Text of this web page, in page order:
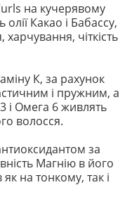
на кучерявому
Какао і Бабассу,
чіткість
К, за рахунок
і пружним, а
і Омега 6 живлять
волосся.
за
Магнію в його
як на тонкому, так і